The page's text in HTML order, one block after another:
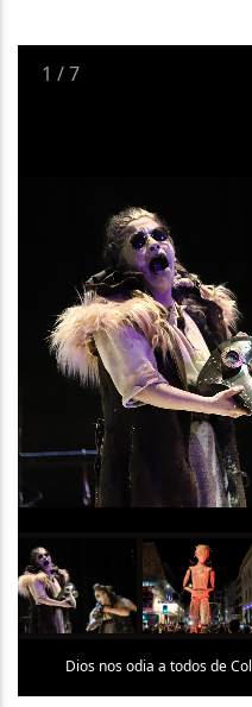
Dios nos odia a todos de
1 /7